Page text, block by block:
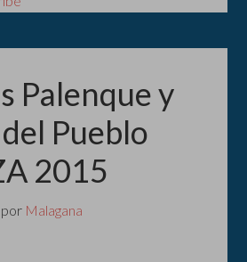
Palenque y
Pueblo
2015
por Malagana